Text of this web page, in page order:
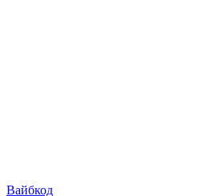
Вайбкод